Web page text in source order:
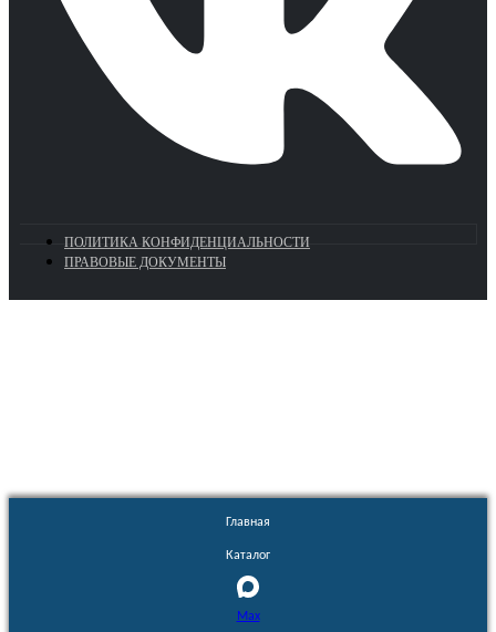
ПОЛИТИКА КОНФИДЕНЦИАЛЬНОСТИ
ПРАВОВЫЕ ДОКУМЕНТЫ
Главная
Каталог
Max